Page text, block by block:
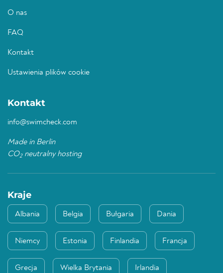
O nas
FAQ
Kontakt
Ustawienia plików cookie
Kontakt
info@swimcheck.com
Made in Berlin
CO2neutralny hosting
Kraje
Albania Belgia Bułgaria Dania
Niemcy Estonia Finlandia Francja
Grecja Wielka Brytania Irlandia